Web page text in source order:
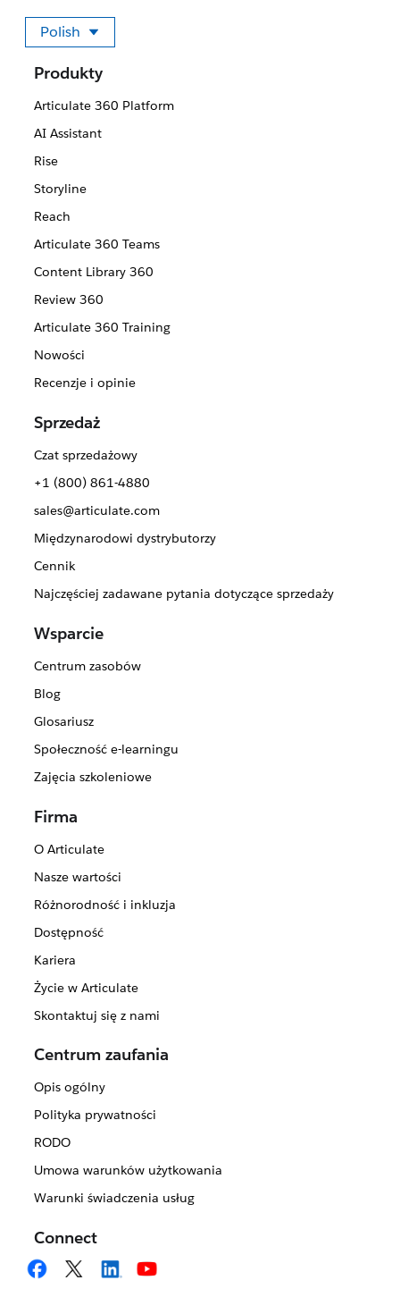
Polish
Wybierz swój język
Produkty
Articulate 360 Platform
AI Assistant
Rise
Storyline
Reach
Articulate 360 Teams
Content Library 360
Review 360
Articulate 360 Training
Nowości
Recenzje i opinie
Sprzedaż
Czat sprzedażowy
+1 (800) 861-4880
sales@articulate.com
Międzynarodowi dystrybutorzy
Cennik
Najczęściej zadawane pytania dotyczące sprzedaży
Wsparcie
Centrum zasobów
Blog
Glosariusz
Społeczność e-learningu
Zajęcia szkoleniowe
Firma
O Articulate
Nasze wartości
Różnorodność i inkluzja
Dostępność
Kariera
Życie w Articulate
Skontaktuj się z nami
Centrum zaufania
Opis ogólny
Polityka prywatności
RODO
Umowa warunków użytkowania
Warunki świadczenia usług
Connect